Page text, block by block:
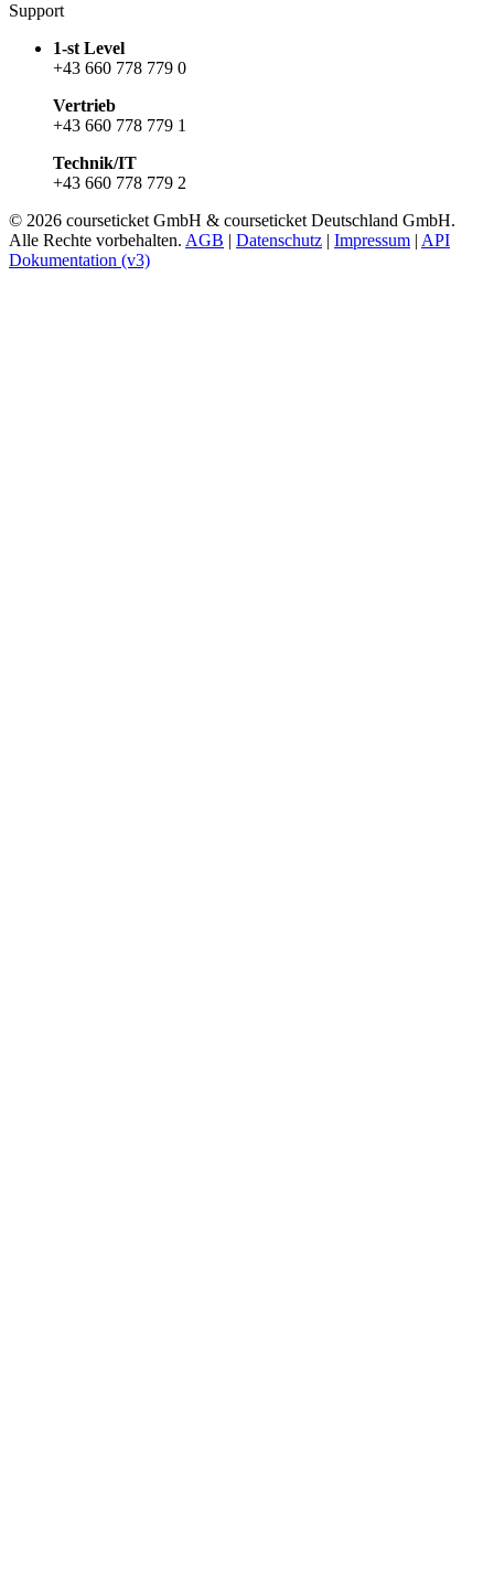
Support
1-st Level
+43 660 778 779 0
Vertrieb
+43 660 778 779 1
Technik/IT
+43 660 778 779 2
© 2026 courseticket GmbH & courseticket Deutschland GmbH.
Alle Rechte vorbehalten. AGB | Datenschutz | Impressum | API
Dokumentation (v3)